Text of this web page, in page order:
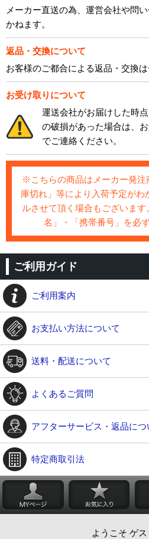
メーカー直送の為、運営会社や問
かねます。
返品・交換について
お客様のご都合による返品・交換は
お受け取りについて
運送会社がお届けした時
の破損があった場合は、
でご連絡ください。
※こちらの商品はメーカー発注
庫切れ」等により入荷予定がわ
ルさせて頂く場合もございま
名」・「携帯番号」を必
ご利用ガイド
ご利用案内
お支払い方法について
送料・配送について
よくあるご質問
アフターサービス・返品につ
特定商取引法
ようこそ ゲ